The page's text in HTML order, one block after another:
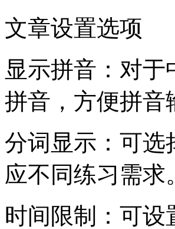
文章设置选项
显示拼音：对
拼音，方便拼音
分词显示：可选
应不同练习需求
时间限制：可设